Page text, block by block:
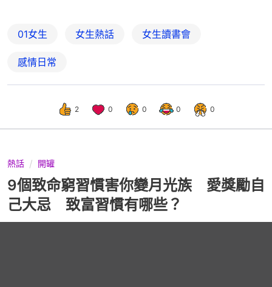
01女生 女生熱話 女生讀書會
感情日常
2 0 0 0 0
熱話 開罐
9個致命窮習慣害你變月光族 愛獎勵自
己大忌 致富習慣有哪些？